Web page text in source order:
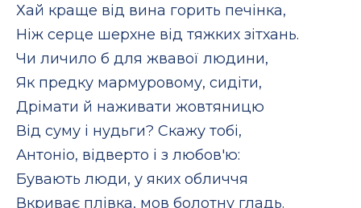
Хай краще від вина горить печінка,
Ніж серце шерхне від тяжких зітхань.
Чи личило б для жвавої людини,
Як предку мармуровому, сидіти,
Дрімати й наживати жовтяницю
Від суму і нудьги? Скажу тобі,
Антоніо, відверто і з любов'ю:
Бувають люди, у яких обличчя
Вкриває плівка, мов болотну гладь.